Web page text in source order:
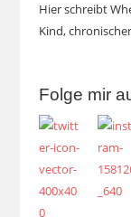
Hier schreibt
Kind,
Folge mir